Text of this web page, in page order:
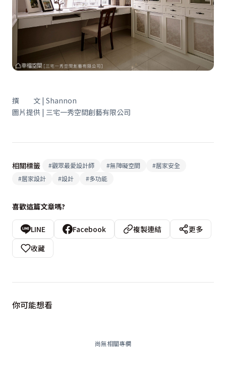
撰 文 | Shannon
圖片提供 | 三宅一秀空間創藝有限公司
相關標籤 #觀眾最愛設計師 #無障礙空間 #居家安全
#居家設計 #設計 #多功能
喜歡這篇文章嗎?
LINE Facebook 複製連結
更多
收藏
你可能想看
尚無相關專欄